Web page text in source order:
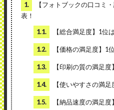
1.
【フォトブックの口コミ
表！
1.1.
【総合満足度】1位
1.2. 【価格の満足度】1
1.3. 【印刷の質の満足
1.4. 【使いやすさの満足
1.5. 【納品速度の満足